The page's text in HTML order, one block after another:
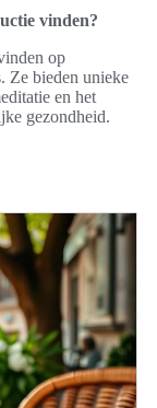
vinden?
op
Ze bieden unieke
en het
gezondheid.